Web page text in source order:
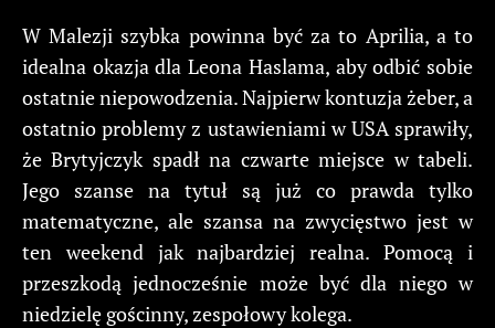
W Malezji szybka powinna być za to Aprilia, a to
idealna okazja dla Leona Haslama, aby odbić sobie
ostatnie niepowodzenia. Najpierw kontuzja żeber, a
ostatnio problemy z ustawieniami w USA sprawiły,
że Brytyjczyk spadł na czwarte miejsce w tabeli.
Jego szanse na tytuł są już co prawda tylko
matematyczne, ale szansa na zwycięstwo jest w
ten weekend jak najbardziej realna. Pomocą i
przeszkodą jednocześnie może być dla niego w
niedzielę gościnny, zespołowy kolega.